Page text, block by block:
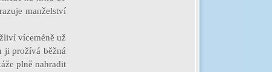
manželství
víceméně už
ji prožívá běžná
plně nahradit